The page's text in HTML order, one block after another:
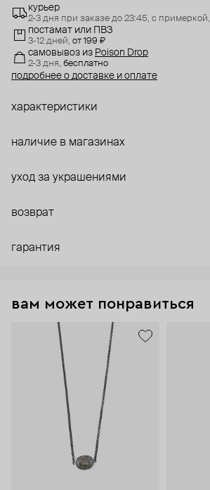
курьер
2-3 дня при заказе до 23:45, с примеркой,
постамат или ПВЗ
3-12 дней, от 199 ₽
самовывоз из Poison Drop
2-3 дня, бесплатно
подробнее о доставке и оплате
характеристики
наличие в магазинах
уход за украшениями
возврат
гарантия
вам может понравиться